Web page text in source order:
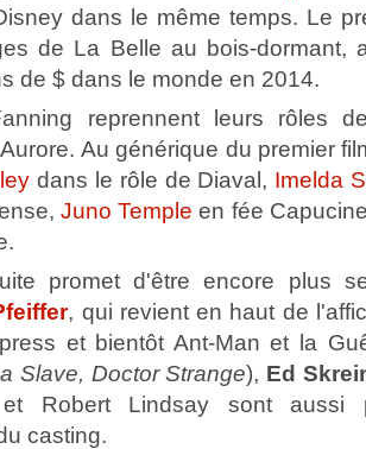
dans le même temps. Le
de La Belle au bois-dormant,
de $ dans le monde en 2014.
reprennent leurs rôles
Au générique du premier
dans le rôle de Diaval, Imelda
Juno Temple en fée
promet d'être encore plus
, qui revient en haut de
et bientôt Ant-Man et la
Slave, Doctor Strange), Ed
Robert Lindsay sont aussi
casting.